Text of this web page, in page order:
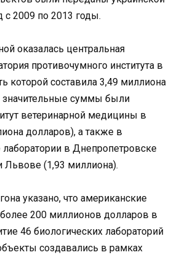
с 2009 по 2013 годы.
оказалась центральная
противочумного института в
которой составила 3,49 миллиона
значительные суммы были
ветеринарной медицины в
долларов), а также в
лаборатории в Днепропетровске
Львове (1,93 миллиона).
указано, что американские
200 миллионов долларов в
46 биологических лабораторий
создавались в рамках